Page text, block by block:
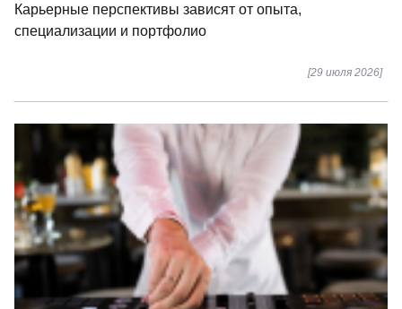
Карьерные перспективы зависят от опыта,
специализации и портфолио
[29 июля 2026]